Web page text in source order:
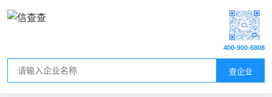
查企业
400-900-6808